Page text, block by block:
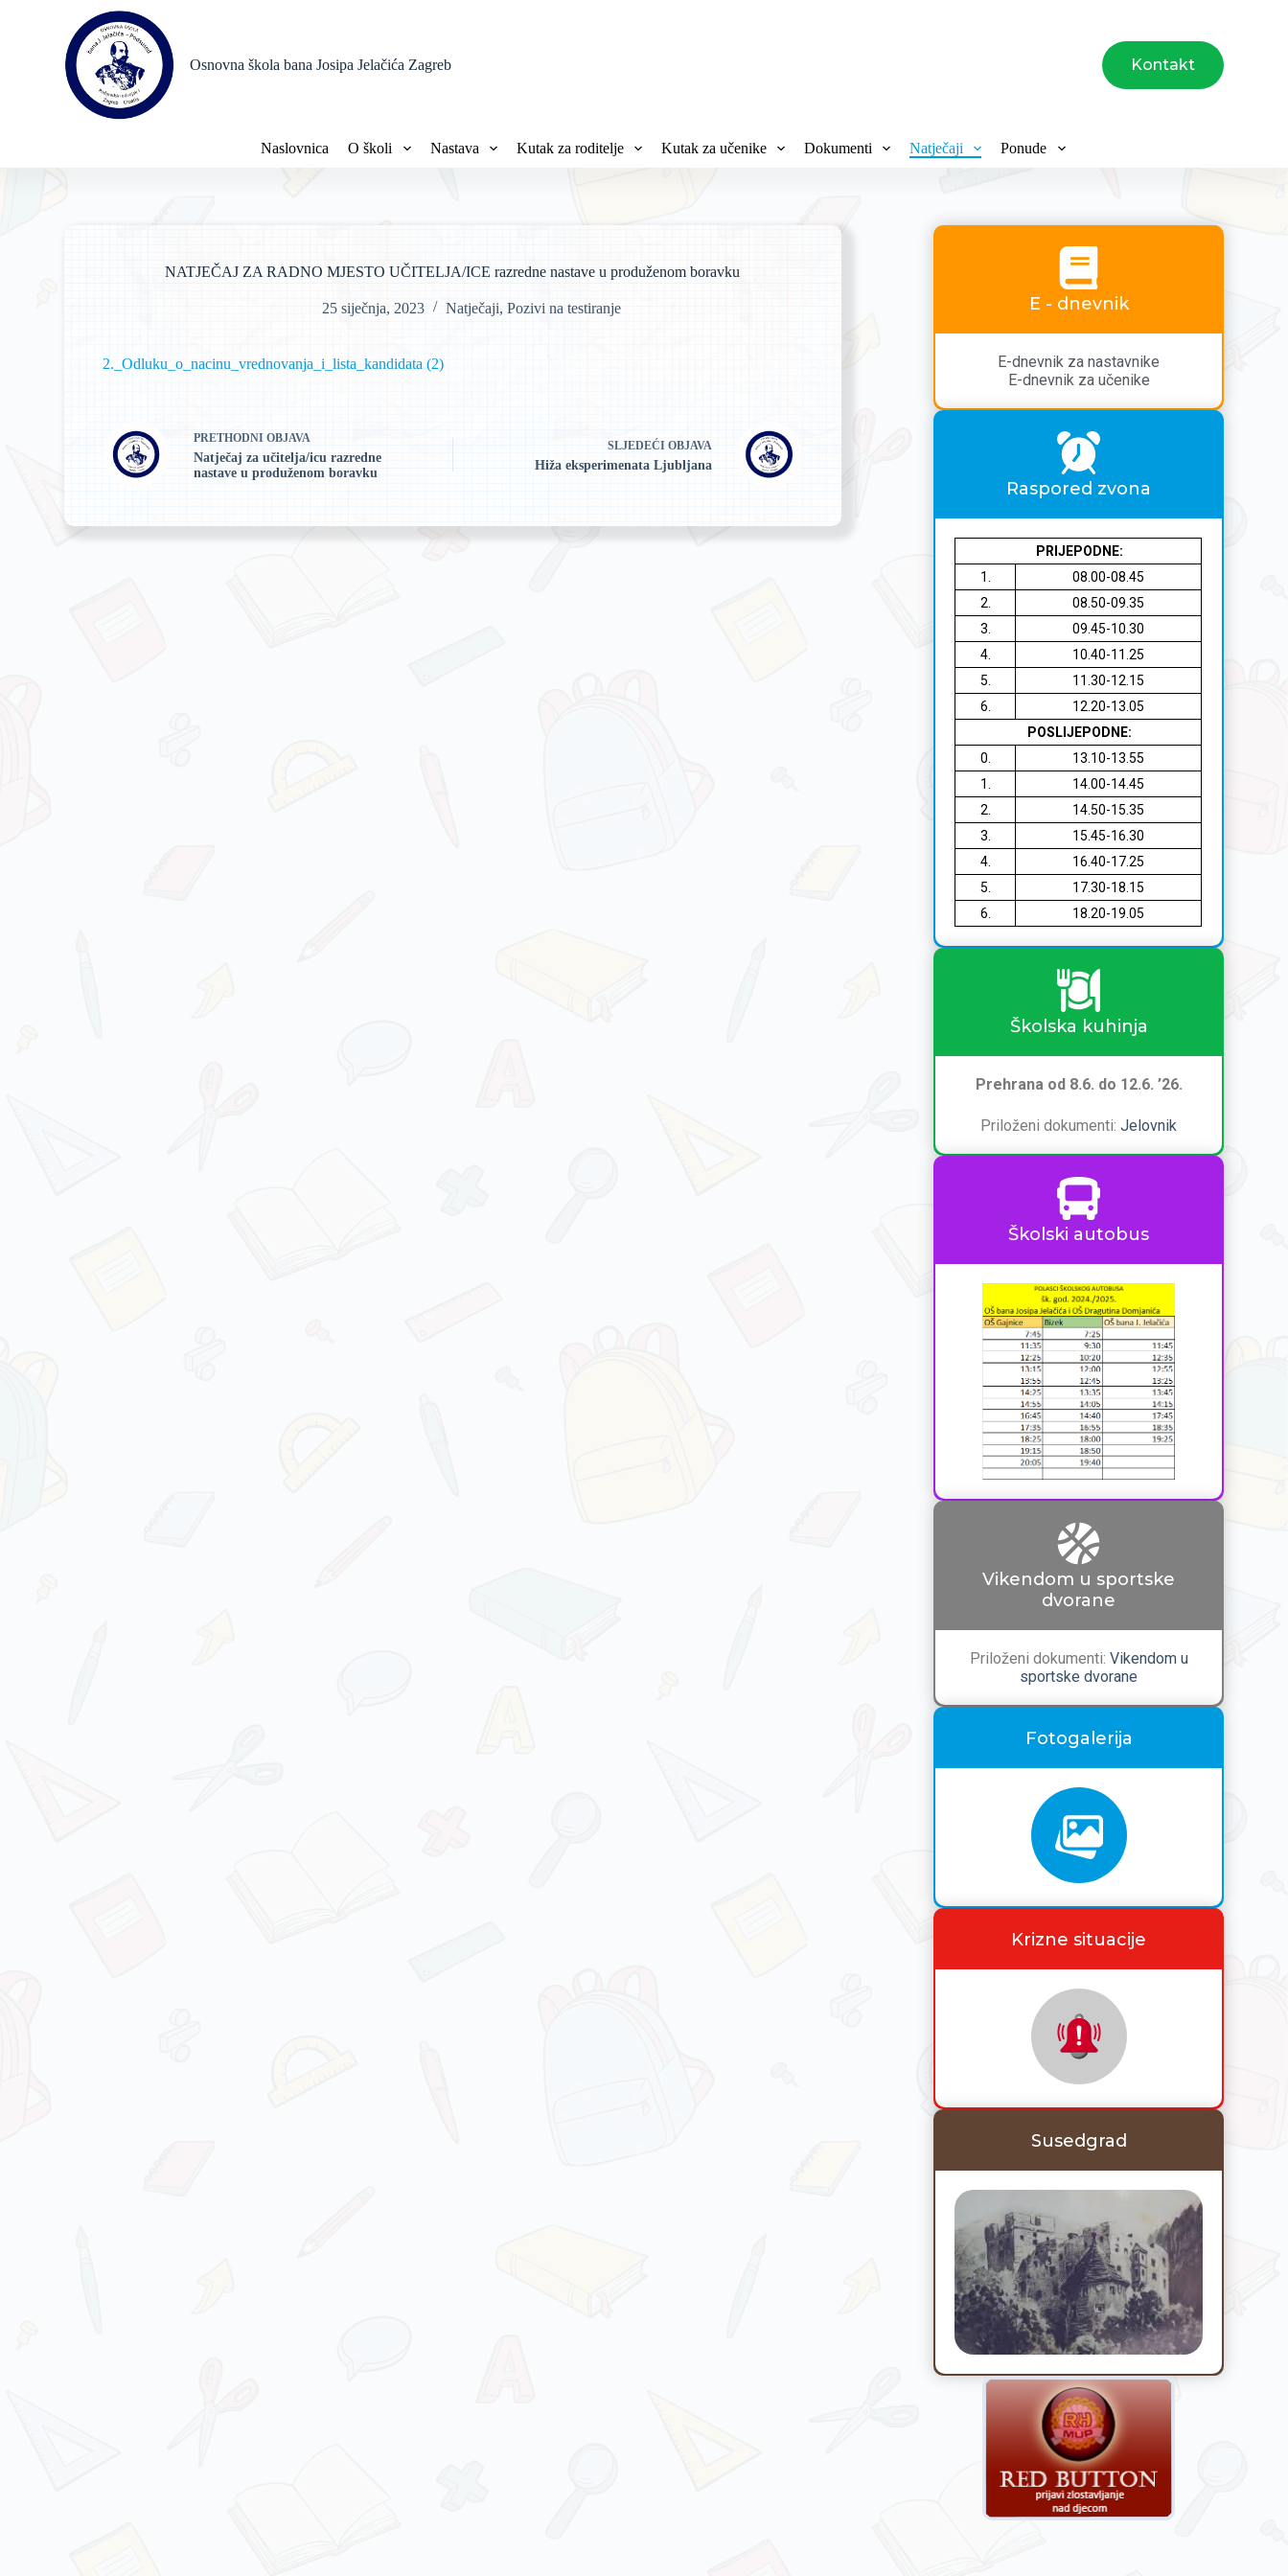
Osnovna škola bana Josipa Jelačića Zagreb Kontakt
Naslovnica O školi Nastava Kutak za roditelje Kutak za učenike Dokumenti Natječaji Ponude
NATJEČAJ ZA RADNO MJESTO UČITELJA/ICE razredne nastave u produženom boravku
25 siječnja, 2023 Natječaji,Pozivi na testiranje
2._Odluku_o_nacinu_vrednovanja_i_lista_kandidata (2)
PRETHODNIOBJAVA
Natječaj za učitelja/icu razredne
nastave u produženom boravku
SLJEDEĆI OBJAVA
Hiža eksperimenata Ljubljana
E - dnevnik
E-dnevnik za nastavnike
E-dnevnik za učenike
Raspored zvona
PRIJEPODNE:
1.
08.00-08.45
2.
08.50-09.35
3.
09.45-10.30
4.
10.40-11.25
5.
11.30-12.15
6.
12.20-13.05
POSLIJEPODNE:
0.
13.10-13.55
1.
14.00-14.45
2.
14.50-15.35
3.
15.45-16.30
4.
16.40-17.25
5.
17.30-18.15
6.
18.20-19.05
Školska kuhinja
Prehrana od 8.6. do 12.6. ’26.
Priloženi dokumenti:Jelovnik
Školski autobus
Vikendom u sportske
dvorane
Priloženi dokumenti: Vikendom u
sportske dvorane
Fotogalerija
Krizne situacije
Susedgrad